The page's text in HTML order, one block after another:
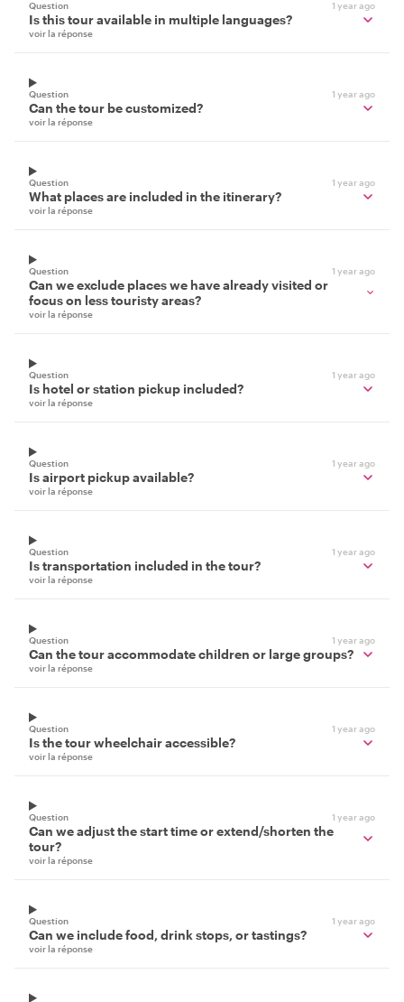
Question 1 year ago
Is this tour available in multiple languages?
voir la réponse
Question 1 year ago
Can the tour be customized?
voir la réponse
Question 1 year ago
What places are included in the itinerary?
voir la réponse
Question 1 year ago
Can we exclude places we have already visited or
focus on less touristy areas?
voir la réponse
Question 1 year ago
Is hotel or station pickup included?
voir la réponse
Question 1 year ago
Is airport pickup available?
voir la réponse
Question 1 year ago
Is transportation included in the tour?
voir la réponse
Question 1 year ago
Can the tour accommodate children or large groups?
voir la réponse
Question 1 year ago
Is the tour wheelchair accessible?
voir la réponse
Question 1 year ago
Can we adjust the start time or extend/shorten the
tour?
voir la réponse
Question 1 year ago
Can we include food, drink stops, or tastings?
voir la réponse